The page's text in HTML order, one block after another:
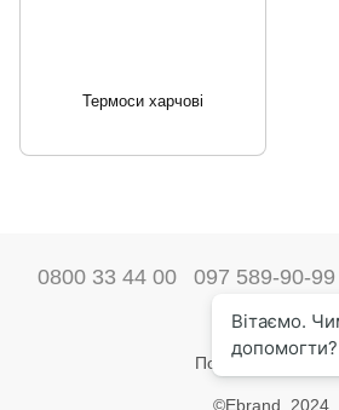
Термоси харчові
0800 33 44 00 097 589-90-99
Наші контакти
Повна версія сайту
©Ebrand. 2024